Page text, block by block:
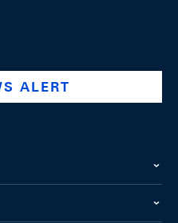
company/swiss-national-
@swissnationalbank
ALERT